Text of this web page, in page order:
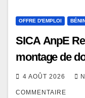
OFFRE D'EMPLOI
SICA AnpE
montage de
4 AOÛT 2026
COMMENTAIRE